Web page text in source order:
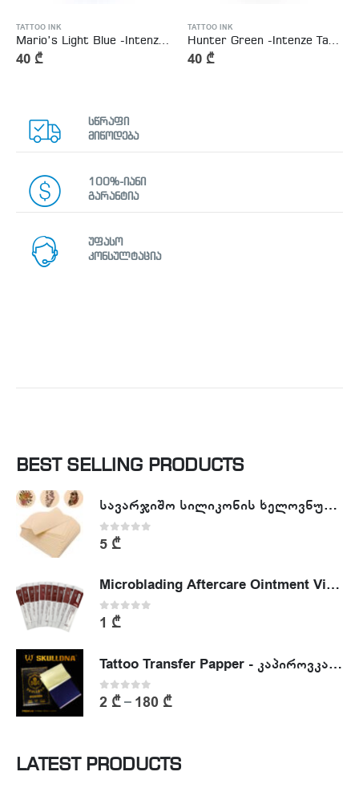
TATTOO INK
40 ₾
TATTOO INK
40 ₾
სწრაფი
მიწოდება
100%-იანი
გარანტია
უფასო
კონსულტაცია
BEST SELLING PRODUCTS
სავარჯიშო სილიკონის ხელოვნური კანი - Tattoo Practike skin
0out of 5
5 ₾
Microblading Aftercare Ointment Vitamin A&D
0 out of 5
1 ₾
Tattoo Transfer Papper - კაპიროვკა - ტატუს ესკიზის კოპირების ქაღალდი
0out of 5
2 ₾– 180 ₾
LATEST PRODUCTS